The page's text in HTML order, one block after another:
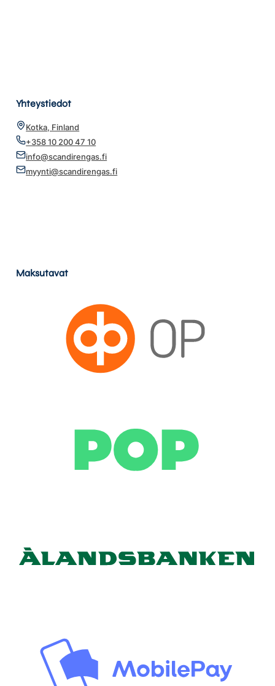
Yhteystiedot
Kotka, Finland
+358 10 200 47 10
info@scandirengas.fi
myynti@scandirengas.fi
Maksutavat